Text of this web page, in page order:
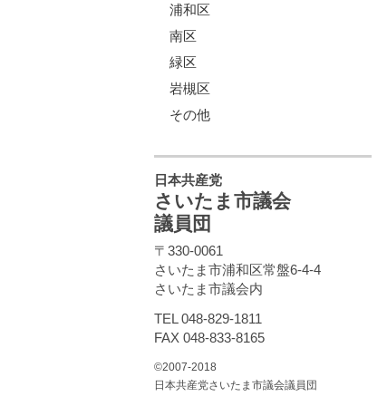
浦和区
南区
緑区
岩槻区
その他
日本共産党
さいたま市議会
議員団
〒330-0061
さいたま市浦和区常盤6-4-4
さいたま市議会内
TEL 048-829-1811
FAX 048-833-8165
©2007-2018
日本共産党さいたま市議会議員団